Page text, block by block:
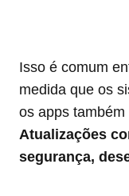
Isso é comum
medida que os
os apps
Atualizações
segurança,